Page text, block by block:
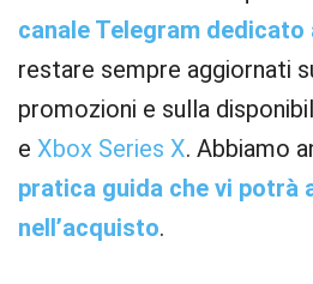
canale Telegram
restare sempre aggiornati
promozioni e sulla
e Xbox Series X. Abbiamo
pratica guida che vi potrà
nell’acquisto.